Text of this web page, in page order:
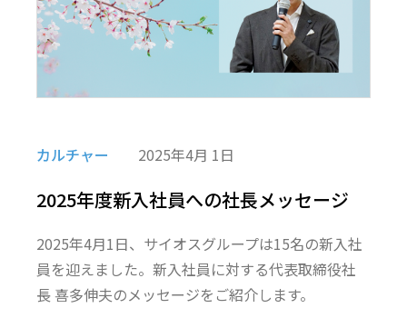
カルチャー 2025年4月 1日
2025年度新入社員への社長メッセージ
2025年4月1日、サイオスグループは15名の新入社
員を迎えました。新入社員に対する代表取締役社
長 喜多伸夫のメッセージをご紹介します。